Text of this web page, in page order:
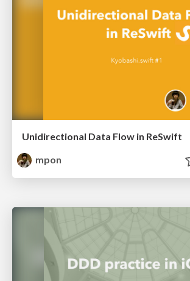
Unidirectional Data Flow in ReSwift
mpon